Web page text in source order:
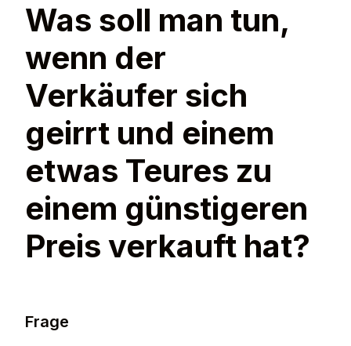
Was soll man tun,
wenn der
Verkäufer sich
geirrt und einem
etwas Teures zu
einem günstigeren
Preis verkauft hat?
Frage